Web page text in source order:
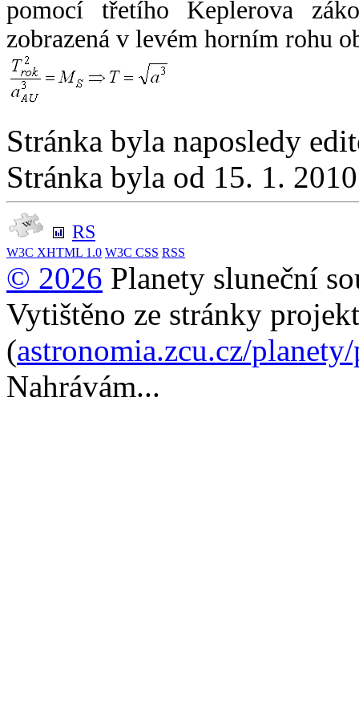
pomocí třetího Keplerova
zobrazená v levém horním rohu
Stránka byla naposledy
Stránka byla od 15. 1.
RS
W3C XHTML 1.0 W3C CSS RSS
© 2026 Planety sluneční
Vytištěno ze stránky
(astronomia.zcu.cz/
Nahrávám...